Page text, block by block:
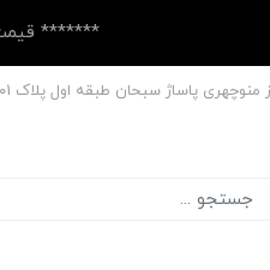
*******
پاساژ سبحان طبقه اول پلاک ۱۰1 معین نور